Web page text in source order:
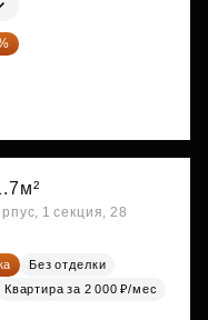
1 секция, 28
Без отделки
Квартира за 2 000 ₽/мес